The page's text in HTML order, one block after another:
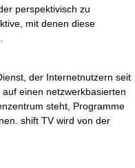
perspektivisch zu
mit denen diese
der Internetnutzern seit
einen netzwerkbasierten
steht, Programme
shift TV wird von der